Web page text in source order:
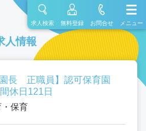
求人検索 無料登録 お問合せ メニュー
人情報
長 正職員】認可保育園
休日121日
保育